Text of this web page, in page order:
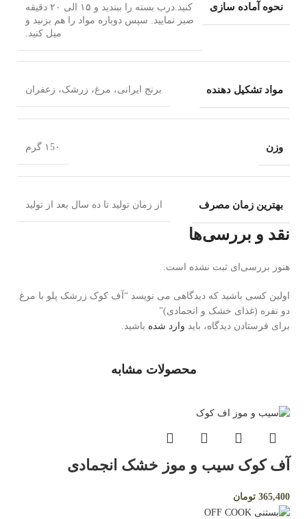
نحوه آماده سازی
کنید.درب بسته را ببندید و ۱۵ الی ۲۰ دقیقه
صبر نمایید. سپس دوباره مواد را هم بزنید و
میل کنید.
مواد تشکیل دهنده برنج ایرانی، مرغ، زرشک، زعفران
وزن ۱5۰ گرم
بهترین زمان مصرف از زمان تولید تا ده سال بعد از تولید
نقد و بررسی‌ها
هنوز بررسی‌ای ثبت نشده است.
اولین کسی باشید که دیدگاهی می نویسد “آف کوک زرشک پلو با مرغ
دو نفره (غذای خشک و انجمادی)”
برای فرستادن دیدگاه، باید وارد شده باشید.
محصولات مشابه
آف کوک سیب و موز خشک انجمادی
365,400 تومان